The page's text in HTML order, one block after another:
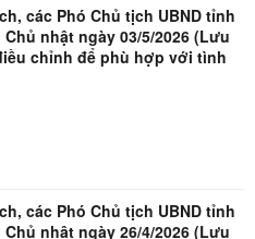
các Phó Chủ tịch UBND tỉnh
nhật ngày 03/5/2026 (Lưu
chỉnh để phù hợp với tình
các Phó Chủ tịch UBND tỉnh
nhật ngày 26/4/2026 (Lưu